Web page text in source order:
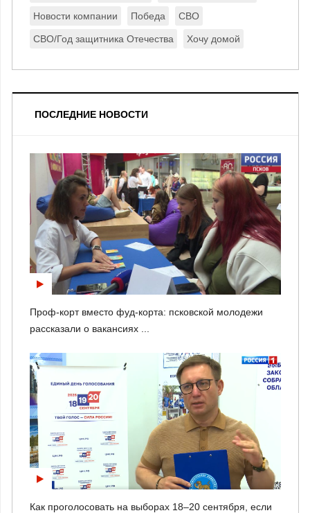
Новости компании Победа СВО
СВО/Год защитника Отечества Хочу домой
ПОСЛЕДНИЕ НОВОСТИ
Проф-корт вместо фуд-корта: псковской молодежи
рассказали о вакансиях ...
Как проголосовать на выборах 18–20 сентября, если